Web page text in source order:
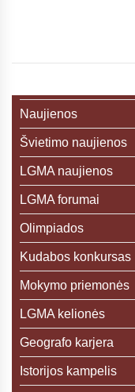
Naujienos
Švietimo naujienos
LGMA naujienos
LGMA forumai
Olimpiados
Kudabos konkursas
Mokymo priemonės
LGMA kelionės
Geografo karjera
Istorijos kampelis